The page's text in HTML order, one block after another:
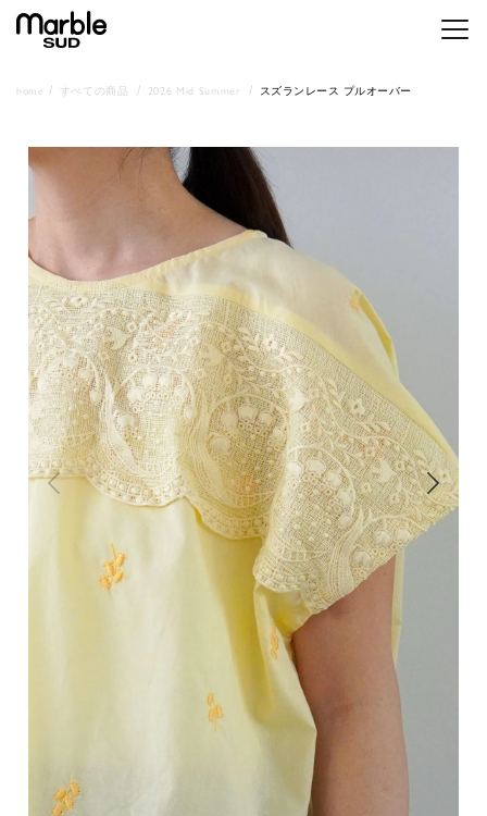
メニ
home すべての商品 2026 Mid Summer スズランレース プルオーバー